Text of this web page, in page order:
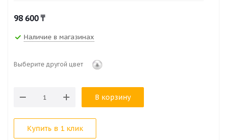
98 600₸
Наличие в магазинах
Выберите другой цвет
В корзину
Купить в 1 клик